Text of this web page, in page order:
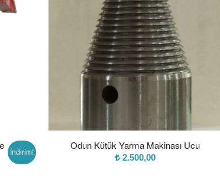
İndirim!
Odun Kütük Yarma Makinası Ucu
₺2.500,00